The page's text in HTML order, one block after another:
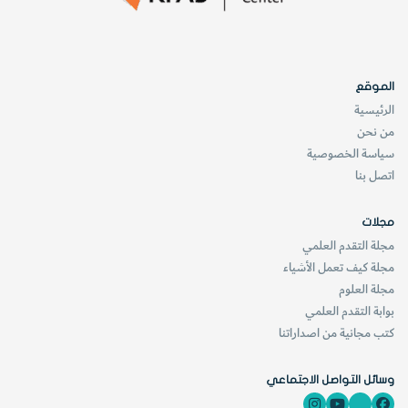
الموقع
الرئيسية
من نحن
سياسة الخصوصية
اتصل بنا
مجلات
مجلة التقدم العلمي
مجلة كيف تعمل الأشياء
مجلة العلوم
بوابة التقدم العلمي
كتب مجانية من اصداراتنا
وسائل التواصل الاجتماعي